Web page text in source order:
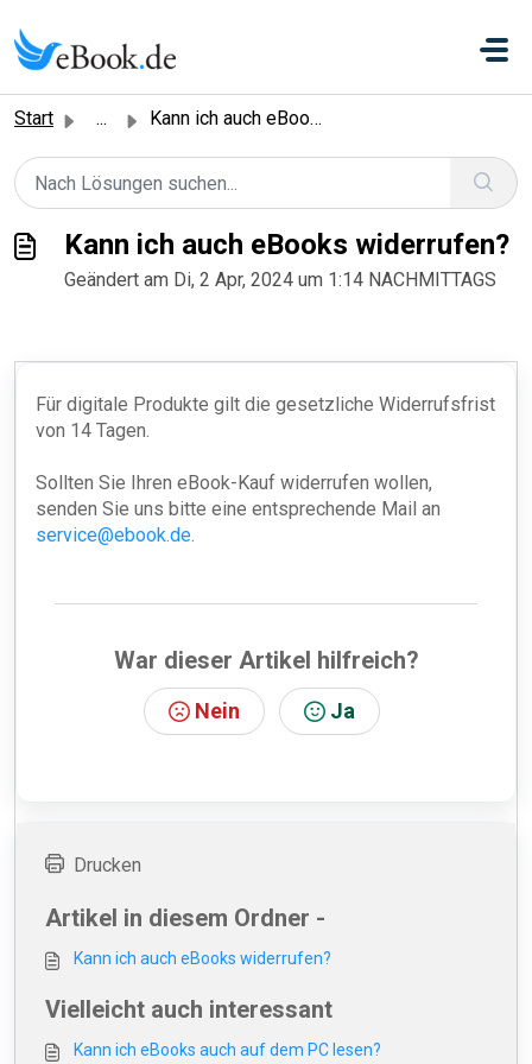
Start ... Kann ich auch eBooks widerrufen?
Kann ich auch eBooks widerrufen?
Geändert am Di, 2 Apr, 2024 um 1:14 NACHMITTAGS
Für digitale Produkte gilt die gesetzliche Widerrufsfrist
von 14 Tagen.
Sollten Sie Ihren eBook-Kauf widerrufen wollen,
senden Sie uns bitte eine entsprechende Mail an
service@ebook.de.
War dieser Artikel hilfreich?
Nein Ja
Drucken
Artikel in diesem Ordner -
Kann ich auch eBooks widerrufen?
Vielleicht auch interessant
Kann ich eBooks auch auf dem PC lesen?